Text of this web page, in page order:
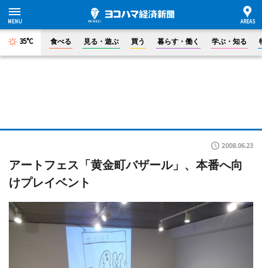
35°C 食べる 見る・遊ぶ 買う 暮らす・働く 学ぶ・知る
2008.06.23
アートフェス「黄金町バザール」、本番へ向
けプレイベント